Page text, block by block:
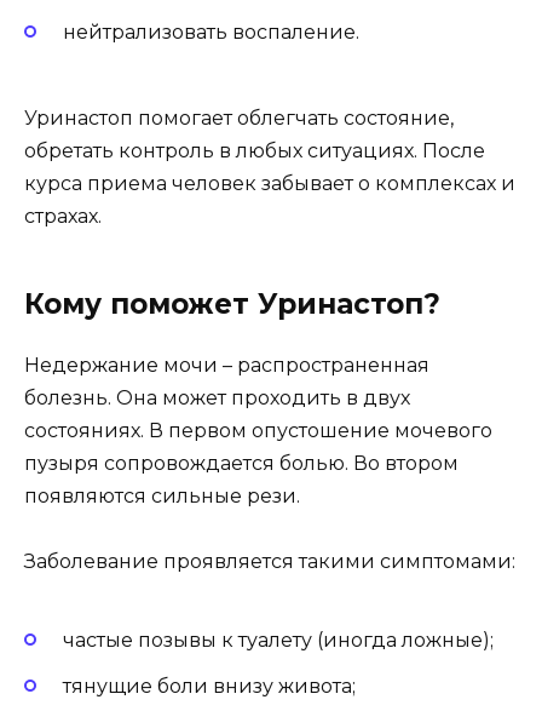
нейтрализовать воспаление.
Уринастоп помогает облегчать состояние,
обретать контроль в любых ситуациях. После
курса приема человек забывает о комплексах и
страхах.
Кому поможет Уринастоп?
Недержание мочи – распространенная
болезнь. Она может проходить в двух
состояниях. В первом опустошение мочевого
пузыря сопровождается болью. Во втором
появляются сильные рези.
Заболевание проявляется такими симптомами:
частые позывы к туалету (иногда ложные);
тянущие боли внизу живота;